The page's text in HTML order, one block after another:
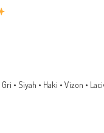
Gri • Siyah • Haki • Vizon •